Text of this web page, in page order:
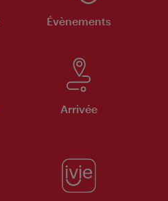
Évènements
Arrivée